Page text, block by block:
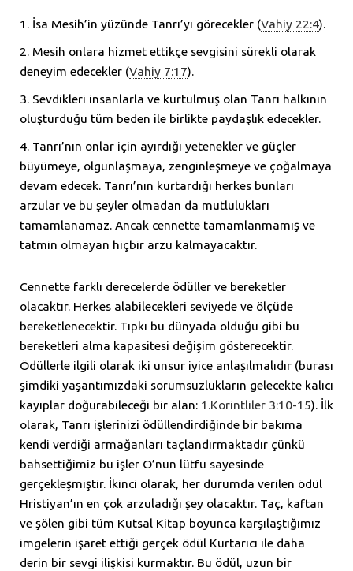
İsa Mesih’in yüzünde Tanrı’yı görecekler (Vahiy 22:4).
Mesih onlara hizmet ettikçe sevgisini sürekli olarak
deneyim edecekler (Vahiy 7:17).
Sevdikleri insanlarla ve kurtulmuş olan Tanrı halkının
oluşturduğu tüm beden ile birlikte paydaşlık edecekler.
Tanrı’nın onlar için ayırdığı yetenekler ve güçler
büyümeye, olgunlaşmaya, zenginleşmeye ve çoğalmaya
devam edecek. Tanrı’nın kurtardığı herkes bunları
arzular ve bu şeyler olmadan da mutlulukları
tamamlanamaz. Ancak cennette tamamlanmamış ve
tatmin olmayan hiçbir arzu kalmayacaktır.
Cennette farklı derecelerde ödüller ve bereketler
olacaktır. Herkes alabilecekleri seviyede ve ölçüde
bereketlenecektir. Tıpkı bu dünyada olduğu gibi bu
bereketleri alma kapasitesi değişim gösterecektir.
Ödüllerle ilgili olarak iki unsur iyice anlaşılmalıdır (burası
şimdiki yaşantımızdaki sorumsuzlukların gelecekte kalıcı
kayıplar doğurabileceği bir alan: 1.Korintliler 3:10-15). İlk
olarak, Tanrı işlerinizi ödüllendirdiğinde bir bakıma
kendi verdiği armağanları taçlandırmaktadır çünkü
bahsettiğimiz bu işler O’nun lütfu sayesinde
gerçekleşmiştir. İkinci olarak, her durumda verilen ödül
Hristiyan’ın en çok arzuladığı şey olacaktır. Taç, kaftan
ve şölen gibi tüm Kutsal Kitap boyunca karşılaştığımız
imgelerin işaret ettiği gerçek ödül Kurtarıcı ile daha
derin bir sevgi ilişkisi kurmaktır. Bu ödül, uzun bir